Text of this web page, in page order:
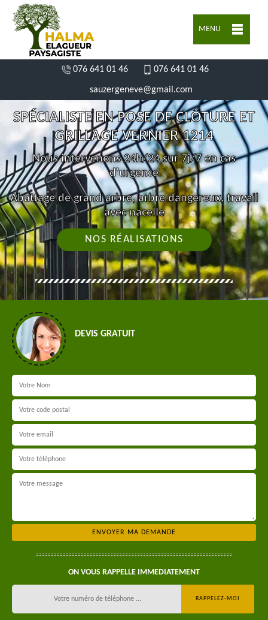
MENU
076 641 01 46 076 641 01 46
sauzergeneve@gmail.com
SPÉCIALISTE EN POSE DE CLÔTURE ET
GRILLAGE VERNIER 1214
Nous intervenons 24h/24 sur 7j/7 en cas
d'urgence
Abattage de grand arbre, arbre dangereux, travail
avec nacelle
NOS RÉALISATIONS
DEVIS GRATUIT
ON VOUS RAPPELLE IMMEDIATEMENT